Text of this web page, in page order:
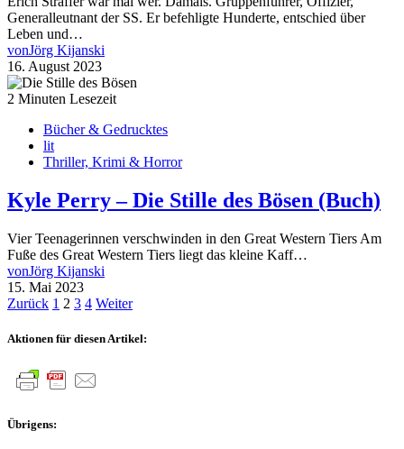
Generalleutnant der SS. Er befehligte Hunderte, entschied über
Leben und…
vonJörg Kijanski
16. August 2023
2 Minuten Lesezeit
Bücher & Gedrucktes
lit
Thriller, Krimi & Horror
Kyle Perry – Die Stille des Bösen (Buch)
Vier Teenagerinnen verschwinden in den Great Western Tiers Am
Fuße des Great Western Tiers liegt das kleine Kaff…
vonJörg Kijanski
15. Mai 2023
Seitennummerierung
der
Zurück 1 2 3 4 Weiter
Aktionen für diesen Artikel:
Übrigens: